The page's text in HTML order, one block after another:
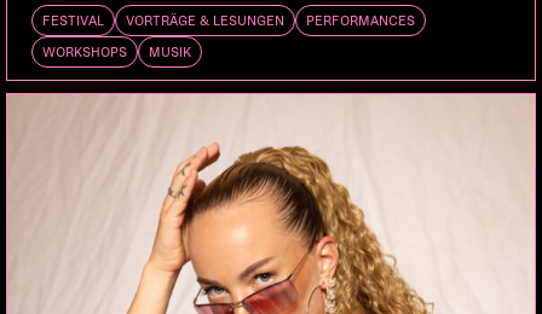
Zusatzshow für das ausverkaufte Konzert vom
11.03.2021!
Band unterwegs und schafften 2014 mit ihrem
Album «Zucker fürs Volk» den Durchbruch. Dank
ihrer Qualität als Live-Act und Hits wie «Jung
verdammt», «079», oder «Tribut» gehören sie zu
den populärsten Mundartbands überhaupt.
FESTIVAL VORTRÄGE & LESUNGEN PERFORMANCES
WORKSHOPS MUSIK